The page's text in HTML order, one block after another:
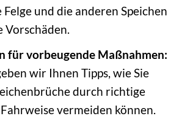
Felge und die anderen Speichen
Vorschäden.
für vorbeugende Maßnahmen:
wir Ihnen Tipps, wie Sie
durch richtige
vermeiden können.